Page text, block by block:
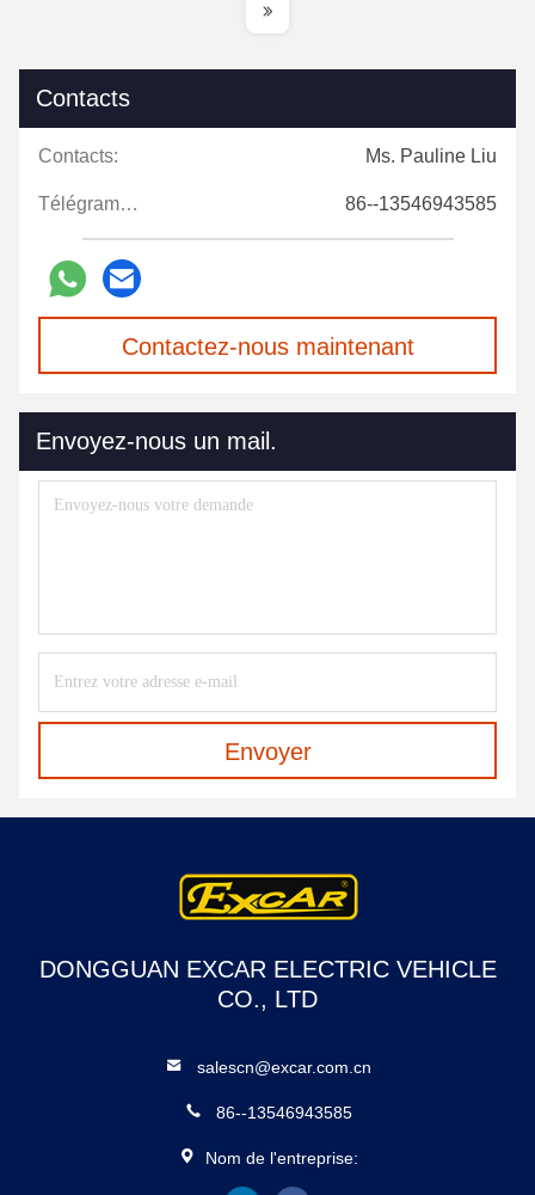
Contacts
Contacts: Ms. Pauline Liu
Télégramme: 86--13546943585
Contactez-nous maintenant
Envoyez-nous un mail.
Envoyer
DONGGUAN EXCAR ELECTRIC VEHICLE
CO., LTD
salescn@excar.com.cn
86--13546943585
Nom de l'entreprise: